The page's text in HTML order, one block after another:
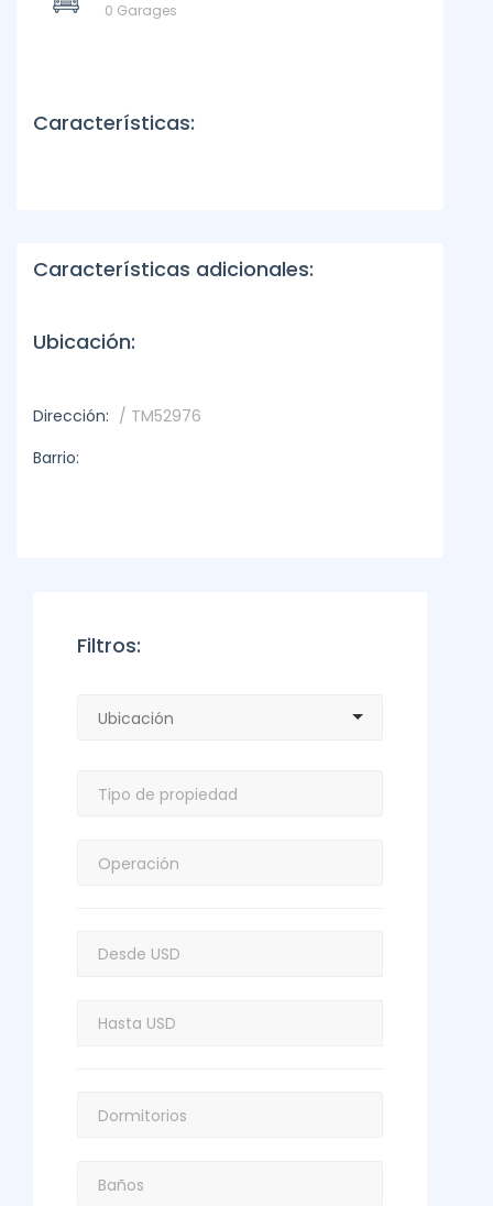
0 Garages
Características:
Características adicionales:
Ubicación:
Dirección: / TM52976
Barrio:
Filtros: